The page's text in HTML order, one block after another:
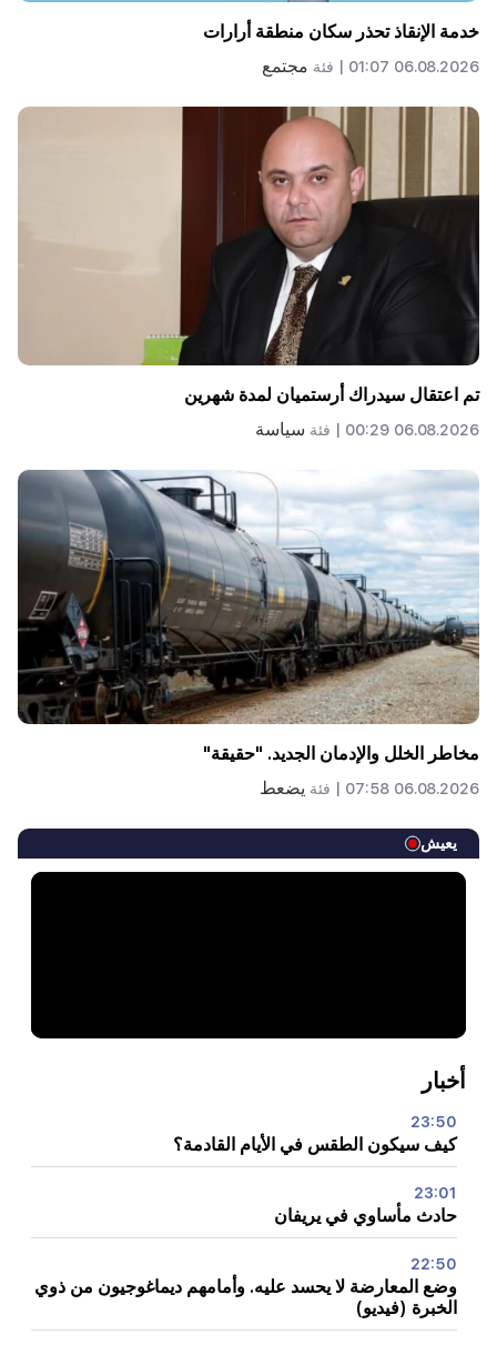
خدمة الإنقاذ تحذر سكان منطقة أرارات
06.08.2026 01:07 | فئة مجتمع
تم اعتقال سيدراك أرستميان لمدة شهرين
06.08.2026 00:29 | فئة سياسة
مخاطر الخلل والإدمان الجديد. "حقيقة"
06.08.2026 07:58 | فئة يضعط
يعيش
أخبار
23:50
كيف سيكون الطقس في الأيام القادمة؟
23:01
حادث مأساوي في يريفان
22:50
وضع المعارضة لا يحسد عليه. وأمامهم ديماغوجيون من ذوي
الخبرة (فيديو)